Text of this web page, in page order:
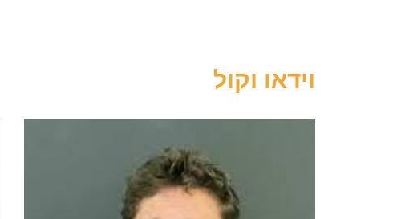
המחזה הקצר "שלוש פרידות", בימוי וכתיבה.
שירה/ ריקוד/כתיבה
לתיאטרון וקולנוע
IL +EU
וידאו וקול